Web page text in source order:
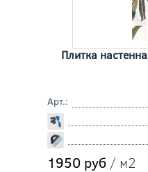
Плитка
Арт.:
1950 руб / м2